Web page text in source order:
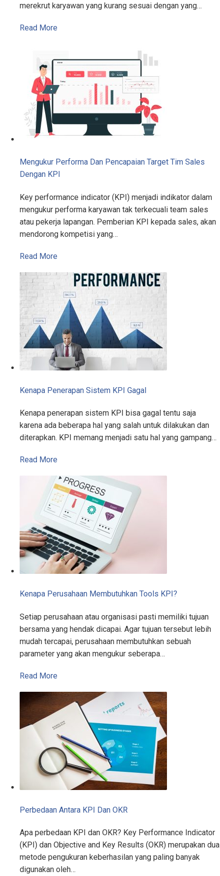
merekrut karyawan yang kurang sesuai dengan yang…
Read More
Mengukur Performa Dan Pencapaian Target Tim Sales
Dengan KPI
Key performance indicator (KPI) menjadi indikator dalam
mengukur performa karyawan tak terkecuali team sales
atau pekerja lapangan. Pemberian KPI kepada sales, akan
mendorong kompetisi yang…
Read More
Kenapa Penerapan Sistem KPI Gagal
Kenapa penerapan sistem KPI bisa gagal tentu saja
karena ada beberapa hal yang salah untuk dilakukan dan
diterapkan. KPI memang menjadi satu hal yang gampang…
Read More
Kenapa Perusahaan Membutuhkan Tools KPI?
Setiap perusahaan atau organisasi pasti memiliki tujuan
bersama yang hendak dicapai. Agar tujuan tersebut lebih
mudah tercapai, perusahaan membutuhkan sebuah
parameter yang akan mengukur seberapa…
Read More
Perbedaan Antara KPI Dan OKR
Apa perbedaan KPI dan OKR? Key Performance Indicator
(KPI) dan Objective and Key Results (OKR) merupakan dua
metode pengukuran keberhasilan yang paling banyak
digunakan oleh…